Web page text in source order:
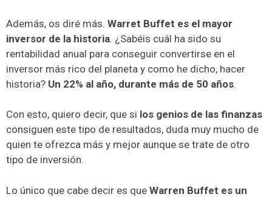
Además, os diré más. Warret Buffet es el mayor
inversor de la historia. ¿Sabéis cuál ha sido su
rentabilidad anual para conseguir convertirse en el
inversor más rico del planeta y como he dicho, hacer
historia? Un 22% al año, durante más de 50 años.
Con esto, quiero decir, que si los genios de las finanzas
consiguen este tipo de resultados, duda muy mucho de
quien te ofrezca más y mejor aunque se trate de otro
tipo de inversión.
Lo único que cabe decir es que Warren Buffet es un